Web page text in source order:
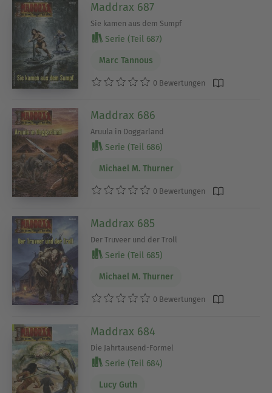
Maddrax 687
Sie kamen aus dem Sumpf
Serie (Teil 687)
Marc Tannous
0 Bewertungen
Maddrax 686
Aruula in Doggarland
Serie (Teil 686)
Michael M. Thurner
0 Bewertungen
Maddrax 685
Der Truveer und der Troll
Serie (Teil 685)
Michael M. Thurner
0 Bewertungen
Maddrax 684
Die Jahrtausend-Formel
Serie (Teil 684)
Lucy Guth